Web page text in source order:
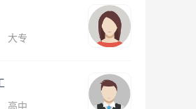
大专
高中